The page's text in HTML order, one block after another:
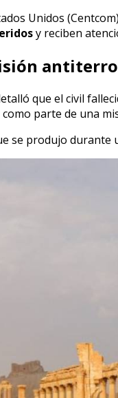
Unidos
y reciben
que el civil
parte de una
se produjo durante